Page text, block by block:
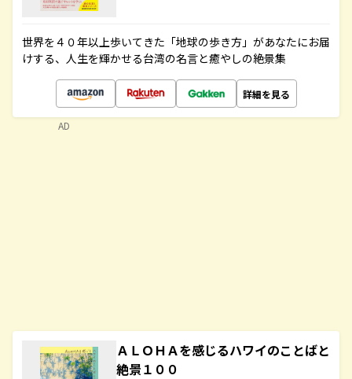
世界を４０年以上歩いてきた「地球の歩き方」があなたにお届
けする、人生を輝かせる台湾の名言と癒やしの絶景集
詳細を見る
ＡＬＯＨＡを感じるハワイのことばと
絶景１００
AD